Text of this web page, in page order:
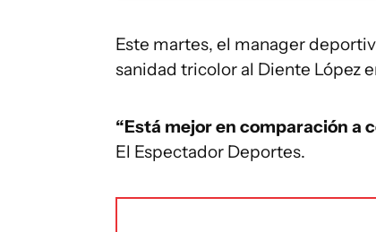
Este martes, el manager
sanidad tricolor al Diente López
“Está mejor en comparación a
El Espectador Deportes.